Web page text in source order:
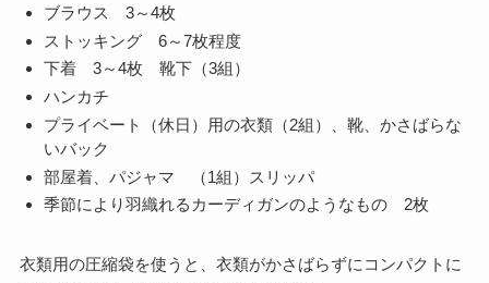
ブラウス 3～4枚
ストッキング 6～7枚程度
下着 3～4枚 靴下（3組）
ハンカチ
プライベート（休日）用の衣類（2組）、靴、かさばらな
いバック
部屋着、パジャマ （1組）スリッパ
季節により羽織れるカーディガンのようなもの 2枚
衣類用の圧縮袋を使うと、衣類がかさばらずにコンパクトに